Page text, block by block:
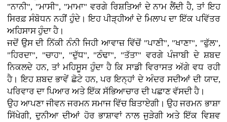
"ਨਾਨੀ", "ਮਾਸੀ", "ਮਾਮਾ" ਵਰਗੇ ਰਿਸ਼ਤਿਆਂ ਦੇ ਨਾਮ ਲੈਂਦੀ ਹੈ, ਤਾਂ ਇਹ
ਸਿਰਫ਼ ਸੰਬੋਧਨ ਨਹੀਂ ਹੁੰਦੇ। ਇਹ ਪੀੜ੍ਹੀਆਂ ਦੇ ਮਿਲਾਪ ਦਾ ਇੱਕ ਪਵਿੱਤਰ
ਅਹਿਸਾਸ ਹੁੰਦਾ ਹੈ।
ਜਦੋਂ ਉਸ ਦੀ ਨਿੱਕੀ ਨੰਨੀ ਜਿਹੀ ਆਵਾਜ਼ ਵਿੱਚੋਂ "ਪਾਣੀ", "ਖਾਣਾ", "ਫੁੱਲ",
"ਹਿਰਦਾ", "ਚਾਹ", "ਦੁੱਧ", "ਠੰਢਾ", "ਤੱਤਾ" ਵਰਗੇ ਪੰਜਾਬੀ ਦੇ ਸ਼ਬਦ
ਨਿਕਲਦੇ ਹਨ, ਤਾਂ ਮਹਿਸੂਸ ਹੁੰਦਾ ਹੈ ਕਿ ਸਾਡੀ ਵਿਰਾਸਤ ਅੱਗੇ ਵਧ ਰਹੀ
ਹੈ। ਇਹ ਸ਼ਬਦ ਭਾਵੇਂ ਛੋਟੇ ਹਨ, ਪਰ ਇਨ੍ਹਾਂ ਦੇ ਅੰਦਰ ਸਦੀਆਂ ਦੀ ਯਾਦ,
ਪਰਿਵਾਰ ਦਾ ਪਿਆਰ ਅਤੇ ਇੱਕ ਸੱਭਿਆਚਾਰ ਦੀ ਪਛਾਣ ਵੱਸਦੀ ਹੈ।
ਉਹ ਆਪਣਾ ਜੀਵਨ ਜਰਮਨ ਸਮਾਜ ਵਿੱਚ ਬਿਤਾਏਗੀ। ਉਹ ਜਰਮਨ ਭਾਸ਼ਾ
ਸਿੱਖੇਗੀ, ਦੁਨੀਆ ਦੀਆਂ ਹੋਰ ਭਾਸ਼ਾਵਾਂ ਨਾਲ ਜੁੜੇਗੀ ਅਤੇ ਇੱਕ ਵਿਸ਼ਵ